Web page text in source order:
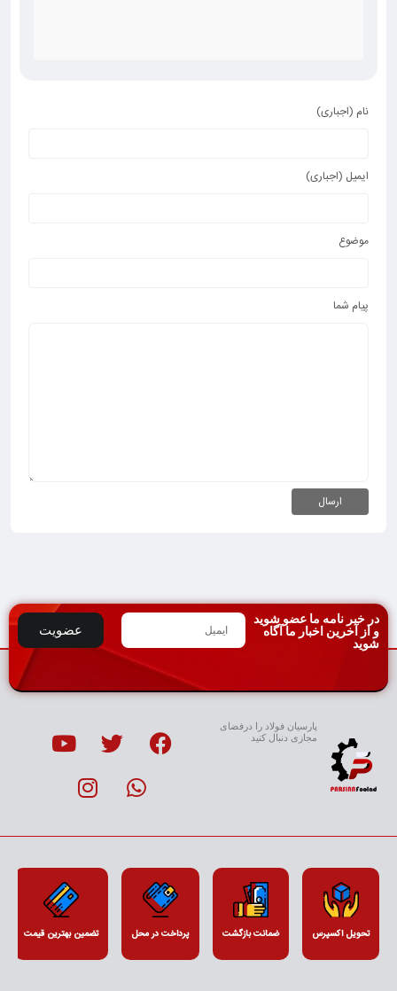
نام (اجباری)
ایمیل (اجباری)
موضوع
پیام شما
عضویت
در خبر نامه ما عضو شوید
و از آخرین اخبار ما آگاه
شوید
پارسیان فولاد را درفضای
مجازی دنبال کنید
تحویل اکسپرس ضمانت بازگشت پرداخت در محل تضمین بهترین قیمت